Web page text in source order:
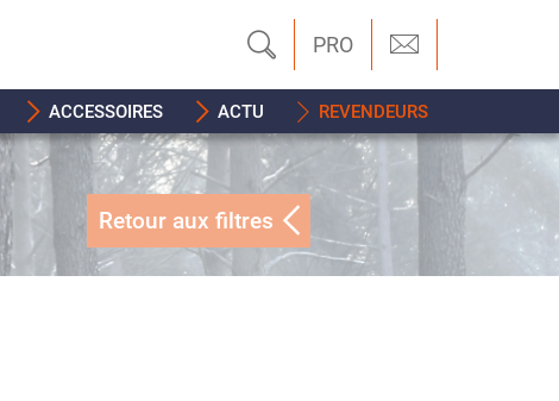
PRO
ACCESSOIRES ACTU REVENDEURS
Retour aux filtres